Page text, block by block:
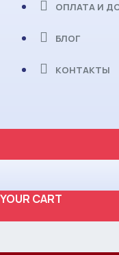
ОПЛАТА И
БЛОГ
КОНТАКТЫ
YOUR CART